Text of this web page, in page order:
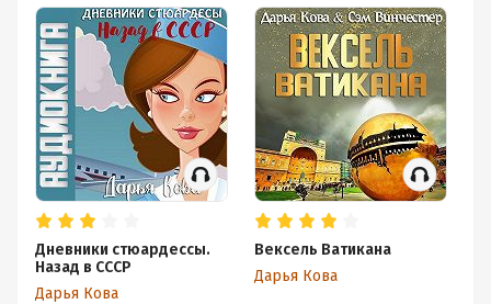
Дневники стюардессы.
Назад в СССР
Дарья Кова
Вексель Ватикана
Дарья Кова